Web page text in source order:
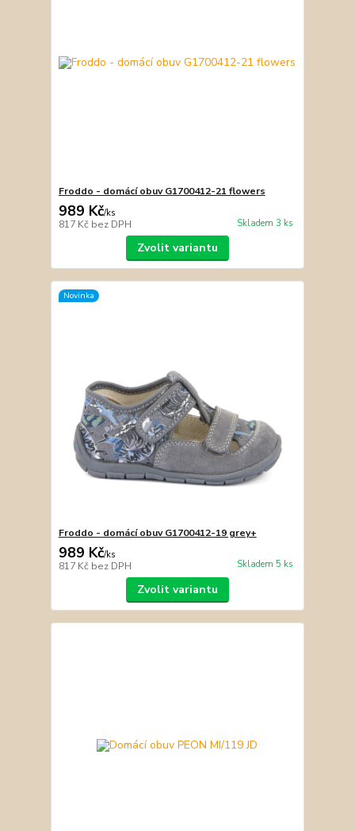
Froddo - domácí obuv G1700412-21 flowers
989 Kč/ks
817 Kč bez DPH Skladem 3 ks
Zvolit variantu
Novinka
Froddo - domácí obuv G1700412-19 grey+
989 Kč/ks
817 Kč bez DPH Skladem 5 ks
Zvolit variantu